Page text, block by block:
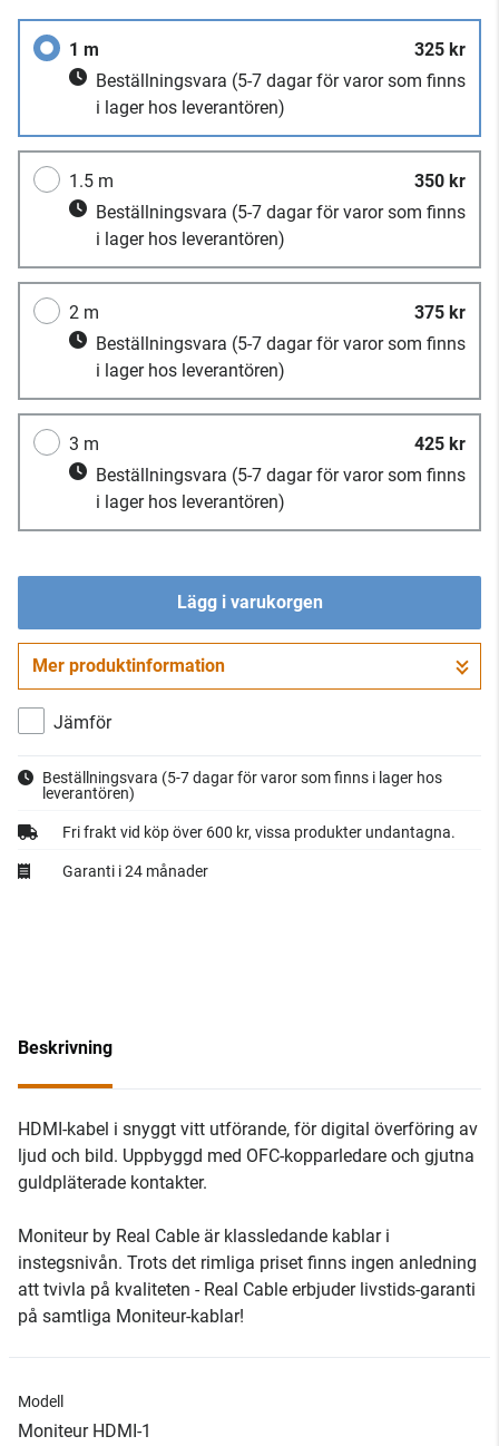
1 m
325 kr
Beställningsvara (5-7 dagar för varor som finns
i lager hos leverantören)
1.5 m
350 kr
Beställningsvara (5-7 dagar för varor som finns
i lager hos leverantören)
2 m
375 kr
Beställningsvara (5-7 dagar för varor som finns
i lager hos leverantören)
3 m
425 kr
Beställningsvara (5-7 dagar för varor som finns
i lager hos leverantören)
Lägg i varukorgen
Gå till kassan
Mer produktinformation
Jämför
Beställningsvara (5-7 dagar för varor som finns i lager hos
leverantören)
Fri frakt vid köp över 600 kr, vissa produkter undantagna.
Garanti i 24 månader
Beskrivning
HDMI-kabel i snyggt vitt utförande, för digital överföring av
ljud och bild. Uppbyggd med OFC-kopparledare och gjutna
guldpläterade kontakter.
Moniteur by Real Cable är klassledande kablar i
instegsnivån. Trots det rimliga priset finns ingen anledning
att tvivla på kvaliteten - Real Cable erbjuder livstids-garanti
på samtliga Moniteur-kablar!
Modell
Moniteur HDMI-1